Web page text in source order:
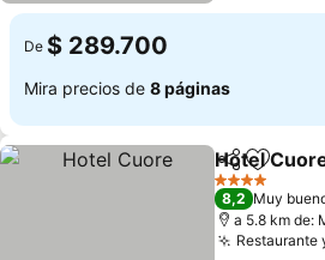
De $ 289.700
Mira precios de 8 páginas
Compartir
Hotel
4 Estrellas
8,2 Muy
a 5.8 km de:
Restaurante